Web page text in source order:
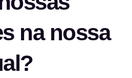
na nossa